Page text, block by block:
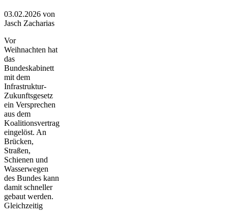
03.02.2026 von
Jasch Zacharias
Vor
Weihnachten hat
das
Bundeskabinett
mit dem
Infrastruktur-
Zukunftsgesetz
ein Versprechen
aus dem
Koalitionsvertrag
eingelöst. An
Brücken,
Straßen,
Schienen und
Wasserwegen
des Bundes kann
damit schneller
gebaut werden.
Gleichzeitig